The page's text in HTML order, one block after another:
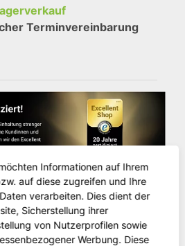
Terminvereinbarung
Informationen auf Ihrem
auf diese zugreifen und Ihre
verarbeiten. Dies dient der
Sicherstellung ihrer
von Nutzerprofilen sowie
Werbung. Diese